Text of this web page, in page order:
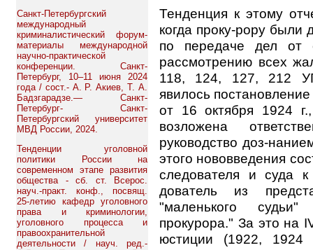
Санкт-Петербургский
международный
криминалистический форум-
материалы международной
научно-практической
конференции. Санкт-
Петербург, 10–11 июня 2024
года / сост.- А. Р. Акиев, Т. А.
Бадзгарадзе.— Санкт-
Петербург- Санкт-
Петербургский университет
МВД России, 2024.
Тенденции уголовной
политики России на
современном этапе развития
общества - сб. ст. Всерос.
науч.-практ. конф., посвящ.
25-летию кафедр уголовного
права и криминологии,
уголовного процесса и
правоохранительной
деятельности / науч. ред.-
Тенденция к этому
когда проку-рору
по передаче дел от
рассмотрению всех
118, 124, 127, 212
явилось
от 16 октября 1924
возложена
руководство доз-
этого нововведения
следователя и суда
дователь из
"маленького
прокурора." За это на
юстиции (1922, 1924